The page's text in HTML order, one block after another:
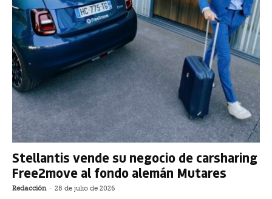
Stellantis vende su negocio de carsharing
Free2move al fondo alemán Mutares
Redacción - 28 de julio de 2026